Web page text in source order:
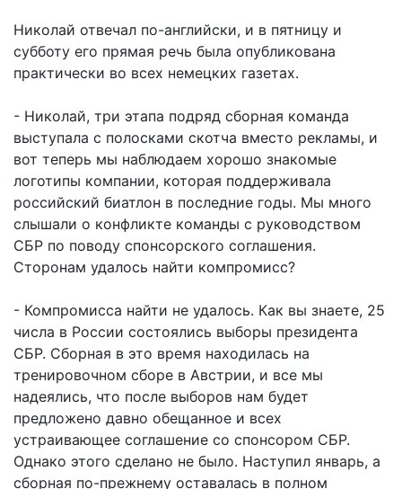
Николай отвечал по-английски, и в пятницу и
субботу его прямая речь была опубликована
практически во всех немецких газетах.
- Николай, три этапа подряд сборная команда
выступала с полосками скотча вместо рекламы, и
вот теперь мы наблюдаем хорошо знакомые
логотипы компании, которая поддерживала
российский биатлон в последние годы. Мы много
слышали о конфликте команды с руководством
СБР по поводу спонсорского соглашения.
Сторонам удалось найти компромисс?
- Компромисса найти не удалось. Как вы знаете, 25
числа в России состоялись выборы президента
СБР. Сборная в это время находилась на
тренировочном сборе в Австрии, и все мы
надеялись, что после выборов нам будет
предложено давно обещанное и всех
устраивающее соглашение со спонсором СБР.
Однако этого сделано не было. Наступил январь, а
сборная по-прежнему оставалась в полном